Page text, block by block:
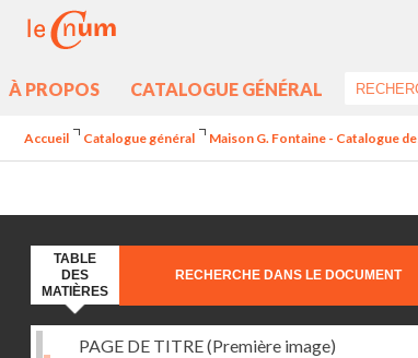
À PROPOS CATALOGUE GÉNÉRAL
Accueil Catalogue général Maison G. Fontaine - Catalogue
TABLE
DES
MATIÈRES
RECHERCHE DANS LE DOCUMENT
PAGE DE TITRE (Première image)